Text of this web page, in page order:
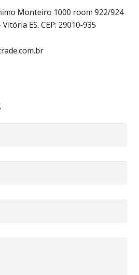
Monteiro 1000 room 922/924
ES. CEP: 29010-935